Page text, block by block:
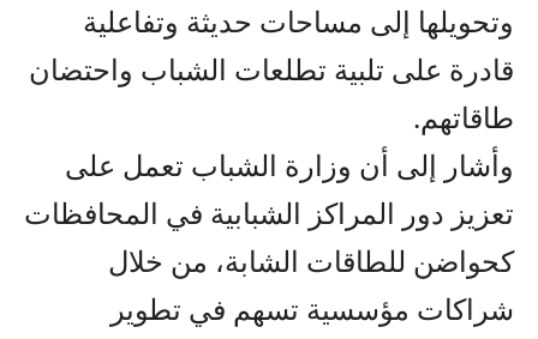
وتحويلها إلى مساحات حديثة وتفاعلية
قادرة على تلبية تطلعات الشباب واحتضان
طاقاتهم.
وأشار إلى أن وزارة الشباب تعمل على
تعزيز دور المراكز الشبابية في المحافظات
كحواضن للطاقات الشابة، من خلال
شراكات مؤسسية تسهم في تطوير